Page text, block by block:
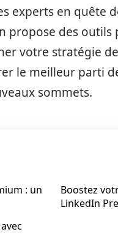
experts en quête
propose des
votre stratégie de
le meilleur parti
sommets.
: un
Boostez
LinkedIn